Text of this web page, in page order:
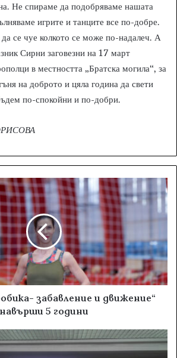
Не спираме да подобряваме нашата
игрите и танците все по-добре.
се чуе колкото се може по-надалеч. А
Сирни заговезни на 17 март
в местността „Братска могила“, за
на доброто и цяла година да свети
по-спокойни и по-добри.
забавление и движение“
навърши 5 години